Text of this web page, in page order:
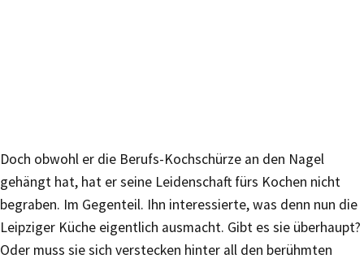
Doch obwohl er die Berufs-Kochschürze an den Nagel
gehängt hat, hat er seine Leidenschaft fürs Kochen nicht
begraben. Im Gegenteil. Ihn interessierte, was denn nun die
Leipziger Küche eigentlich ausmacht. Gibt es sie überhaupt?
Oder muss sie sich verstecken hinter all den berühmten